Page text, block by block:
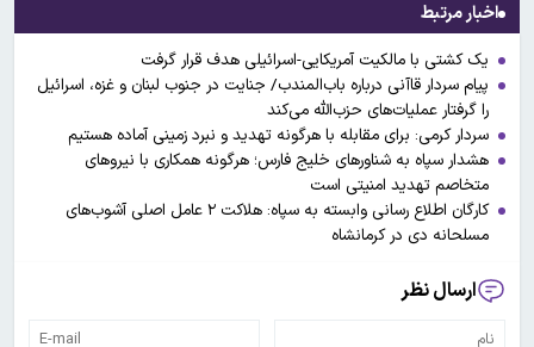
اخبار مرتبط
یک کشتی با مالکیت آمریکایی-اسرائیلی هدف قرار گرفت
پیام سردار قاآنی درباره باب‌المندب/ جنایت در جنوب لبنان و غزه، اسرائیل
را گرفتار عملیات‌های حزب‌الله می‌کند
سردار کرمی: برای مقابله با هرگونه تهدید و نبرد زمینی آماده هستیم
هشدار سپاه به شناورهای خلیج فارس؛ هرگونه همکاری با نیروهای
متخاصم تهدید امنیتی است
کارگان اطلاع رسانی وابسته به سپاه: هلاکت ۲ عامل اصلی آشوب‌های
مسلحانه دی‌ در کرمانشاه
ارسال نظر